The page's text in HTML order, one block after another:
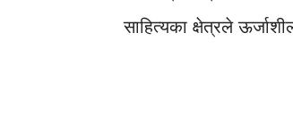
साहित्यका क्षेत्रले